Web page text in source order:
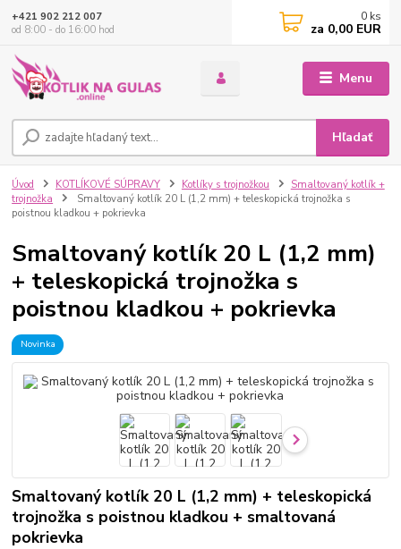
Menu
Hľadať
+421 902 212 007
od 8:00 - do 16:00 hod
0 ks
za 0,00 EUR
Úvod KOTLÍKOVÉ SÚPRAVY Kotlíky s trojnožkou
Smaltovaný kotlík +
trojnožka
Smaltovaný kotlík 20 L (1,2 mm) + teleskopická trojnožka s
poistnou kladkou + pokrievka
Smaltovaný kotlík 20 L (1,2 mm)
+ teleskopická trojnožka s
poistnou kladkou + pokrievka
Novinka
Smaltovaný kotlík 20 L (1,2 mm) + teleskopická
trojnožka s poistnou kladkou + smaltovaná
pokrievka